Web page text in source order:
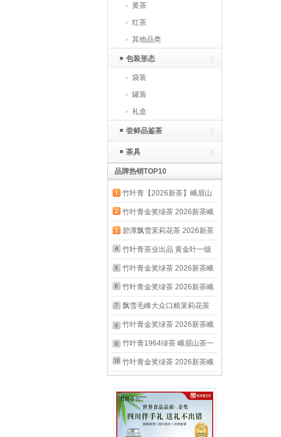
黄茶
红茶
其他品类
包装形态
袋装
罐装
礼盒
尝鲜品鉴茶
茶具
品牌热销TOP10
竹叶青【2026新茶】峨眉山
明前绿茶特级品味心意茶礼茶
叶礼盒 尝鲜装 18.6g*1盒
竹叶青金奖绿茶 2026新茶峨
眉山茶明前特级品味袋装自饮
口粮茶叶自己喝 100g*1袋
碧潭飘雪茉莉花茶 2026新茶
峨眉山茶一级自饮袋装口粮茶
叶自己喝100g
竹叶青茶业出品 黄金叶一级
黄茶旅行便携自饮口粮茶叶自
己喝 袋装100g
竹叶青金奖绿茶 2026新茶峨
眉山茶明前特级品味袋装口粮
茶叶自己喝45g
竹叶青金奖绿茶 2026新茶峨
眉山茶明前特级品味袋装口粮
茶叶自己喝45g*2
飘雪毛峰大众口粮茉莉花茶
峨眉山茶一级100g 自饮袋装
茶叶自己喝
竹叶青金奖绿茶 2026新茶峨
眉山茶明前特级品味送礼礼品
茶叶礼盒 120g*1盒
竹叶青1964绿茶 峨眉山茶一
级聚会自饮 办公室口粮袋装
竹叶青金奖绿茶 2026新茶峨
口粮茶叶自己喝 家庭分享袋
装 100g*2袋